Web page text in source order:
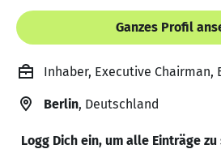
Ganzes Profil
Inhaber, Executive Chairman,
Berlin, Deutschland
Logg Dich ein, um alle Einträge zu